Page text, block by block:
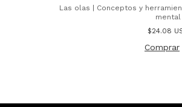
Las olas | Conceptos y
mental
$24.08